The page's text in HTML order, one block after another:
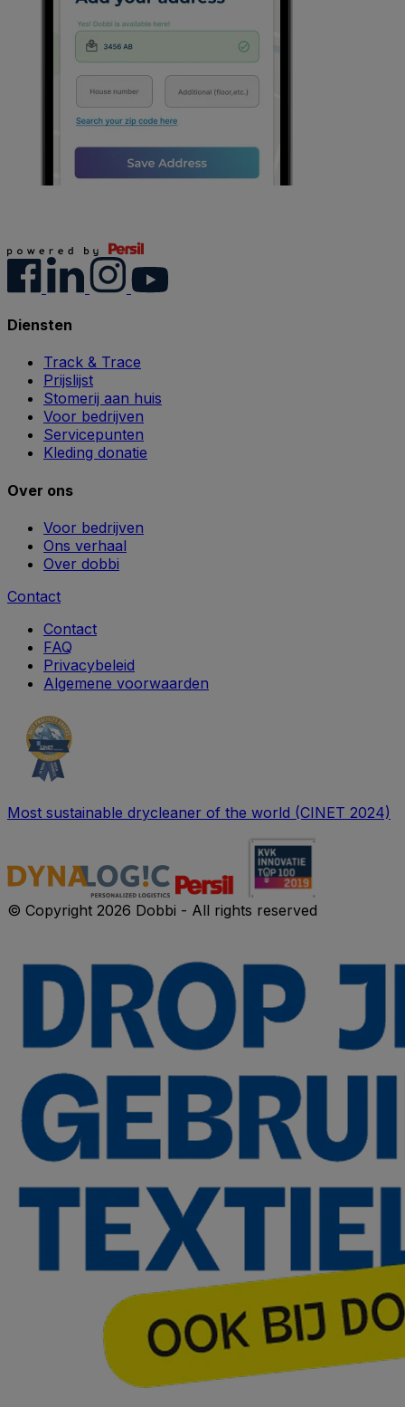
Diensten
Track & Trace
Prijslijst
Stomerij aan huis
Voor bedrijven
Servicepunten
Kleding donatie
Over ons
Voor bedrijven
Ons verhaal
Over dobbi
Contact
Contact
FAQ
Privacybeleid
Algemene voorwaarden
Most sustainable drycleaner of the world (CINET 2024)
© Copyright 2026 Dobbi - All rights reserved